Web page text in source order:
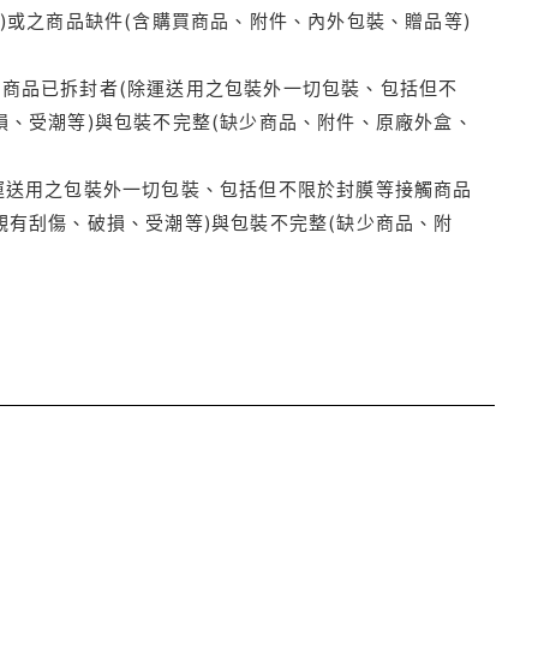
之商品缺件(含購買商品、附件、內外包裝、贈品等)
品已拆封者(除運送用之包裝外一切包裝、包括但不
受潮等)與包裝不完整(缺少商品、附件、原廠外盒、
用之包裝外一切包裝、包括但不限於封膜等接觸商品
刮傷、破損、受潮等)與包裝不完整(缺少商品、附